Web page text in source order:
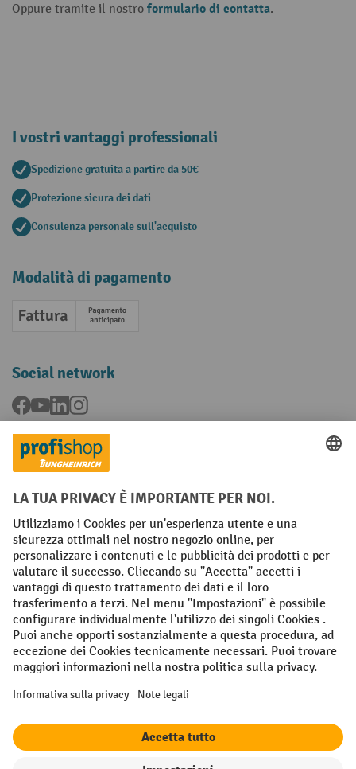
Oppure tramite il nostro formulario di contatta.
I vostri vantaggi professionali
Spedizione gratuita a partire da 50€
Protezione sicura dei dati
Consulenza personale sull'acquisto
Modalità di pagamento
Fattura Pagamento anticipato
Social network
Facebook
YouTubeLinkedInInstagram
Condizioni Generali di Vendita
Dichiarazione di protezione dei dati Impronta
Impostazioni sulla privacy
All prices excl. VAT plusshipping costsand possible delivery charges,
if not stated otherwise.
¹ Lo sconto è valido fino a esaurimento scorte. Lo sconto non si applica
ai prezzi speciali. Non è possibile la combinazione con altri sconti o
buoni in percentuale. | ² Lo sconto viene concesso una sola volta al
per 10 giorni e può essere riscosso online a partire da un valore netto
categoria di prodotto ed è fino al 10%. Sono esclusi i transpallet
elettrici, i carrelli elevatori elettrici, i carrelli elevatori frontali